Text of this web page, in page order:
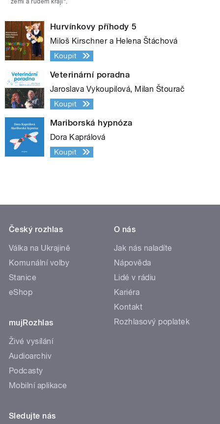
Hurvínkovy příhody 5
Miloš Kirschner a Helena Štáchová
Koupit
Veterinární poradna
Jaroslava Vykoupilová, Milan Štourač
Koupit
Mariborská hypnóza
Dora Kaprálová
Koupit
Český rozhlas
Válka na Ukrajině
Komunální volby
Stanice
eShop
mujRozhlas
Živé vysílání
Audioarchiv
Podcasty
Mobilní aplikace
O nás
Jak nás naladíte
Nápověda
Lidé v rádiu
Kariéra
Kontakt
Rozhlasový poplatek
Sledujte nás